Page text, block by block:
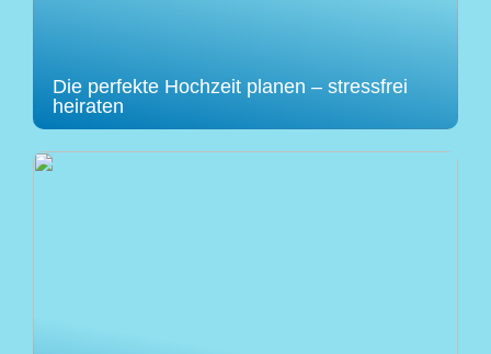
Die perfekte Hochzeit planen – stressfrei
heiraten